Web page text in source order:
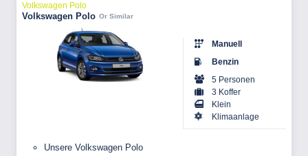
Volkswagen Polo
Volkswagen Polo Or Similar
Manuell
Benzin
5 Personen
3 Koffer
Klein
Klimaanlage
Unsere Volkswagen Polo